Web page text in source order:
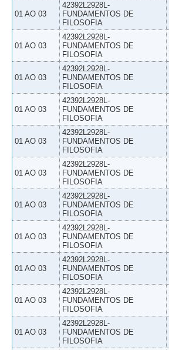
01 AO 03
42392L2928L-
FUNDAMENTOS DE
FILOSOFIA
01 AO 03
42392L2928L-
FUNDAMENTOS DE
FILOSOFIA
01 AO 03
42392L2928L-
FUNDAMENTOS DE
FILOSOFIA
01 AO 03
42392L2928L-
FUNDAMENTOS DE
FILOSOFIA
01 AO 03
42392L2928L-
FUNDAMENTOS DE
FILOSOFIA
01 AO 03
42392L2928L-
FUNDAMENTOS DE
FILOSOFIA
01 AO 03
42392L2928L-
FUNDAMENTOS DE
FILOSOFIA
01 AO 03
42392L2928L-
FUNDAMENTOS DE
FILOSOFIA
01 AO 03
42392L2928L-
FUNDAMENTOS DE
FILOSOFIA
01 AO 03
42392L2928L-
FUNDAMENTOS DE
FILOSOFIA
01 AO 03
42392L2928L-
FUNDAMENTOS DE
FILOSOFIA